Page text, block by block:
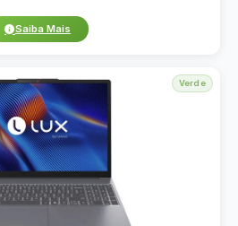
Saiba Mais
Verde